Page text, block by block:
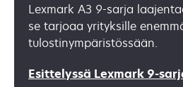
Lexmark A3 9-sarja
se tarjoaa yrityksille
tulostinympäristössään.
Esittelyssä Lexmark 9-